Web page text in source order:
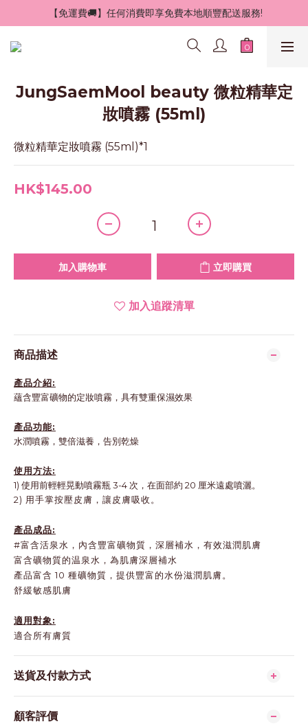
【免運費🚚】任何消費即享免費本地順豐配送服務!
JungSaemMool beauty 微粒精華定
妝噴霧 (55ml)
微粒精華定妝噴霧 (55ml)*1
HK$145.00
加入購物車 立即購買
加入追蹤清單
商品描述
產品介紹:
蘊含豐富礦物的定妝噴霧，具有雙重保濕效果
產品功能:
水潤噴霧，雙倍滋養，告別乾燥
使用方法:
1) 使用前輕輕晃動噴霧瓶 3-4 次，在面部約 20 厘米遠處噴灑。
2) 用手掌按壓皮膚，讓皮膚吸收。
產品成品:
#富含活泉水，內含豐富礦物質，深層補水，有效滋潤肌膚
富含礦物質的温泉水，為肌膚深層補水
產品富含 10 種礦物質，提供豐富的水份滋潤肌膚。
舒緩敏感肌膚
適用對象:
適合所有膚質
送貨及付款方式
顧客評價